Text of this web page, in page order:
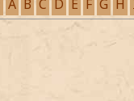
A B C D E F G H